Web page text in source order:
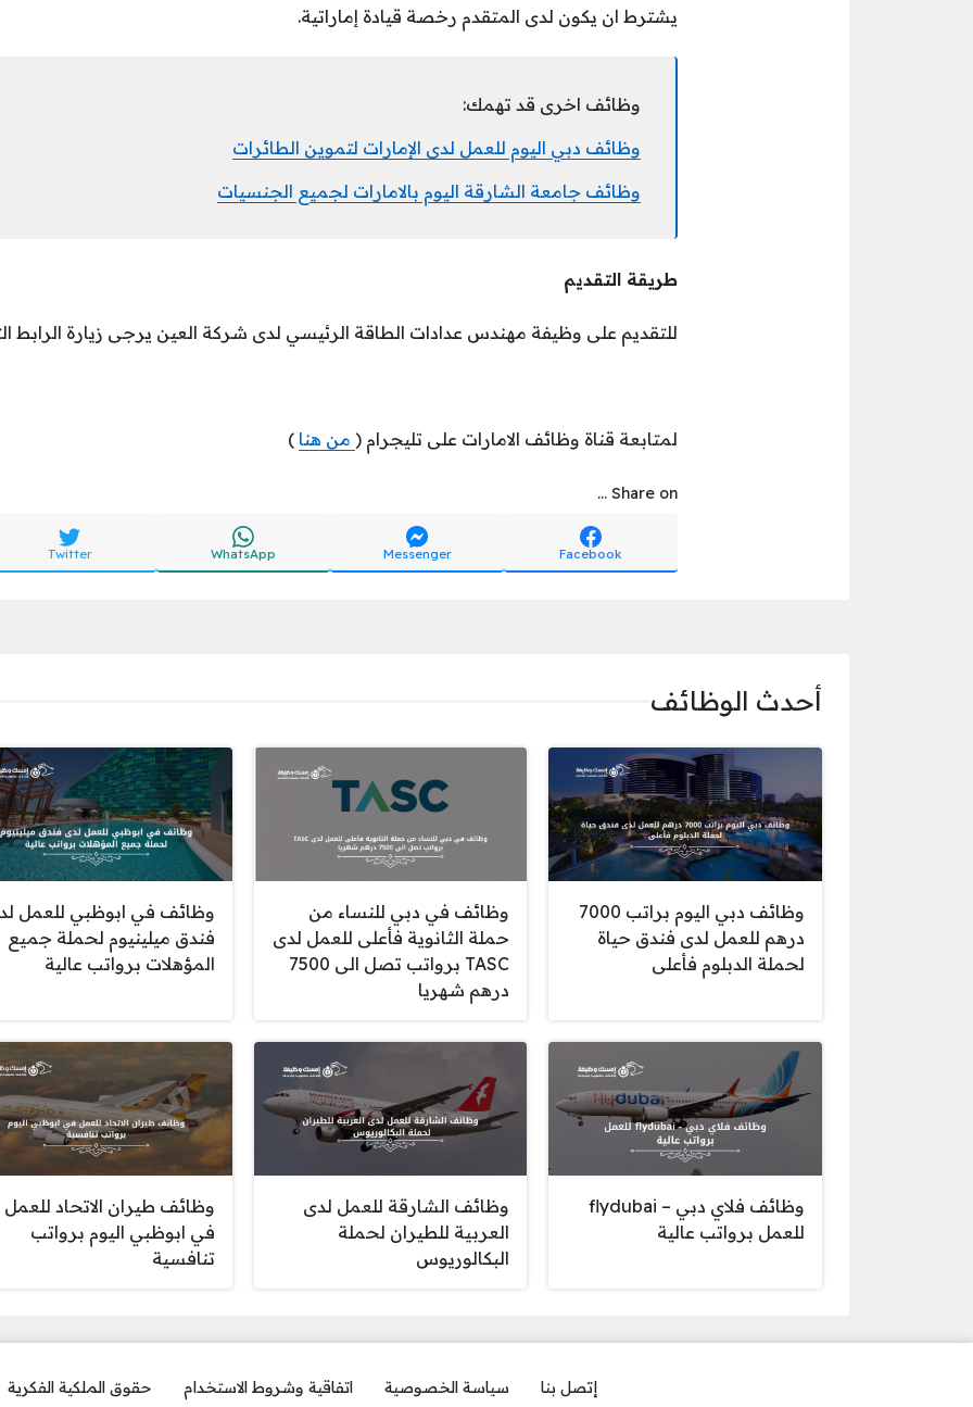
يشترط ان يكون لدى المتقدم رخصة قيادة إماراتية.
وظائف اخرى قد تهمك:
وظائف دبي اليوم للعمل لدى الإمارات لتموين الطائرات
وظائف جامعة الشارقة اليوم بالامارات لجميع الجنسيات
طريقة التقديم
للتقديم على وظيفة مهندس عدادات الطاقة الرئيسي لدى شركة العين يرجى زيارة الرابط
لمتابعة قناة وظائف الامارات على تليجرام ( من هنا )
Share on ...
Facebook
Messenger
WhatsApp
Twitter
أحدث الوظائف
وظائف دبي اليوم براتب 7000
درهم للعمل لدى فندق حياة
لحملة الدبلوم فأعلى
وظائف في دبي للنساء من
حملة الثانوية فأعلى للعمل لدى
TASC برواتب تصل الى 7500
درهم شهريا
وظائف في ابوظبي للعمل
فندق ميلينيوم لحملة جميع
المؤهلات برواتب عالية
وظائف فلاي دبي – flydubai
للعمل برواتب عالية
وظائف الشارقة للعمل لدى
العربية للطيران لحملة
البكالوريوس
وظائف طيران الاتحاد للعمل
في ابوظبي اليوم برواتب
تنافسية
إتصل بنا سياسة الخصوصية اتفاقية وشروط الاستخدام حقوق الملكية الفكرية